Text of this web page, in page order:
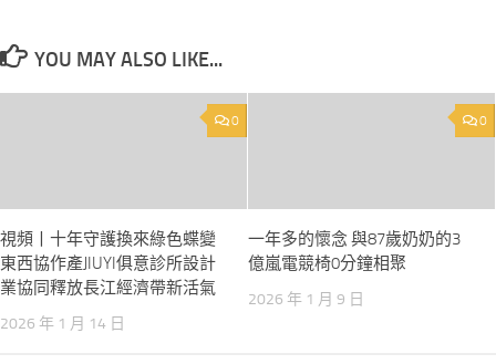
YOU MAY ALSO LIKE...
0
視頻丨十年守護換來綠色蝶變
東西協作產JIUYI俱意診所設計
業協同釋放長江經濟帶新活氣
2026 年 1 月 14 日
0
一年多的懷念 與87歲奶奶的3
億嵐電競椅0分鐘相聚
2026 年 1 月 9 日